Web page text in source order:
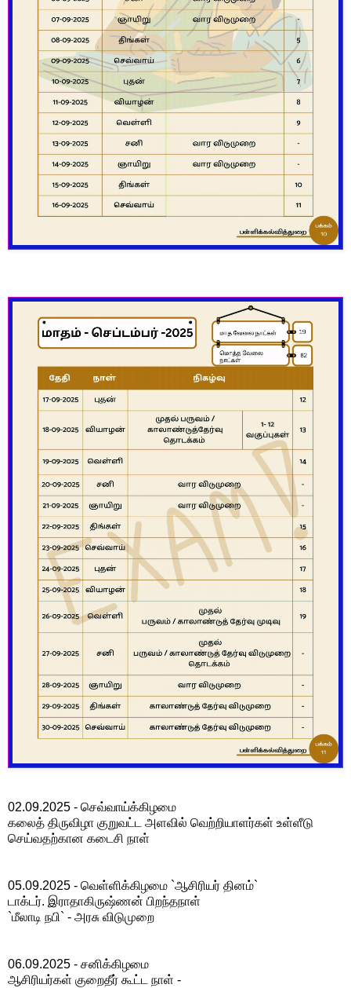
02.09.2025 - செவ்வாய்க்கிழமை
கலைத் திருவிழா குறுவட்ட அளவில் வெற்றியாளர்கள் உள்ளீடு
செய்வதற்கான கடைசி நாள்
05.09.2025 - வெள்ளிக்கிழமை `ஆசிரியர் தினம்`
டாக்டர். இராதாகிருஷ்ணன் பிறந்தநாள்
`மீலாடி நபி` - அரசு விடுமுறை
06.09.2025 - சனிக்கிழமை
ஆசிரியர்கள் குறைதீர் கூட்ட நாள் -